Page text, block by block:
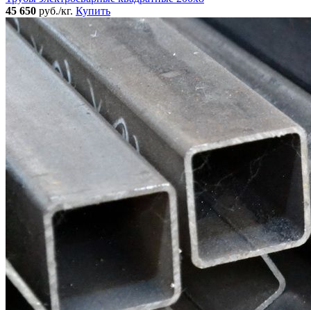
45 650 руб./кг. Купить